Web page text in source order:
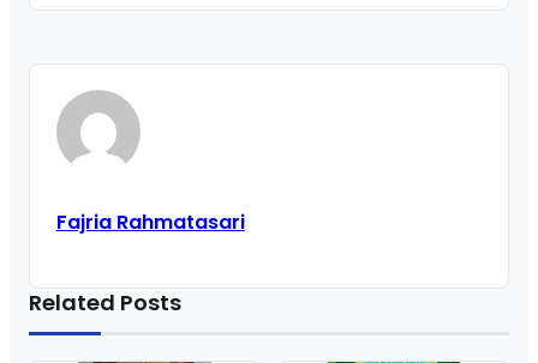
Fajria Rahmatasari
Related Posts